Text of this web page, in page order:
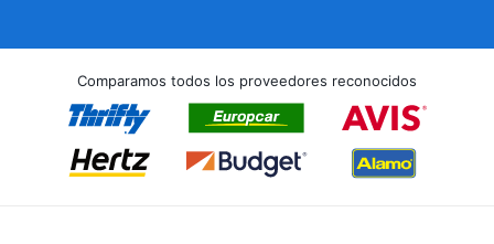
Comparamos todos los proveedores reconocidos